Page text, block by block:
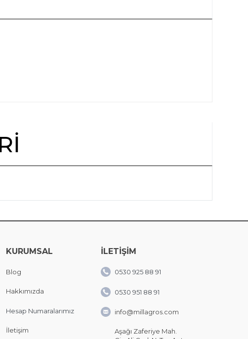
KURUMSAL
Blog
Hakkımızda
Hesap Numaralarımız
İletişim
İLETİŞİM
0530 925 88 91
0530 951 88 91
info@millagros.com
Aşağı Zaferiye Mah.